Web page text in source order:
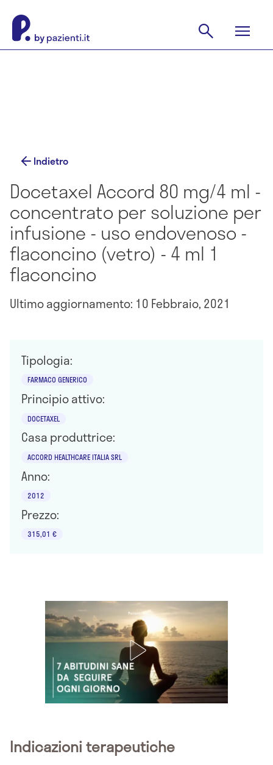
Indietro
Docetaxel Accord 80 mg/4 ml -
concentrato per soluzione per
infusione - uso endovenoso -
flaconcino (vetro) - 4 ml 1
flaconcino
Ultimo aggiornamento: 10 Febbraio, 2021
Tipologia:
FARMACO GENERICO
Principio attivo:
DOCETAXEL
Casa produttrice:
ACCORD HEALTHCARE ITALIA SRL
Anno:
2012
Prezzo:
315,01 €
Indicazioni terapeutiche